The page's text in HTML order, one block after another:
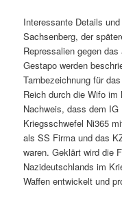
Interessante Details
Sachsenberg, der
Repressalien gegen
Gestapo werden
Tarnbezeichnung für
Reich durch die Wifo
Nachweis, dass dem
Kriegsschwefel Ni365
als SS Firma und das
waren. Geklärt wird die
Nazideutschlands im
Waffen entwickelt und